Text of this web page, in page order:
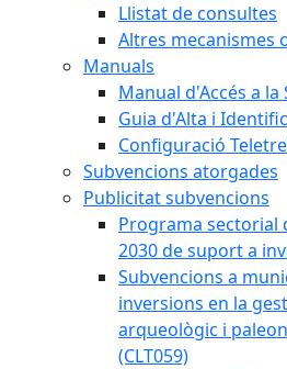
Llistat de consultes
Altres mecanismes
Manuals
Manual d'Accés a la
Guia d'Alta i
Configuració
Subvencions atorgades
Publicitat subvencions
Programa sectorial
2030 de suport a
Subvencions a
inversions en la
arqueològic i
(CLT059)